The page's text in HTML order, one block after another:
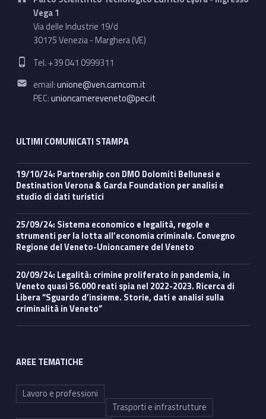
Vega 1
Via delle Industrie 19/d
30175 Venezia - Marghera (VE)
Phone number:
Tel. +39 041 0999311
Email address:
email:unione@ven.camcom.it
PEC:unioncamereveneto@pec.it
ULTIMI COMUNICATI STAMPA
19/10/24: Partnership con DMO Dolomiti Bellunesi e
Destination Verona & Garda Foundation per analisi e
studio di dati turistici
25/09/24: Sistema economico e legalità, regole e
strumenti per la lotta all’economia criminale. Convegno
Regione del Veneto-Unioncamere del Veneto
20/09/24: Legalità: crimine proliferato in pandemia, in
Veneto quasi 56.000 reati spia nel 2022-2023. Ricerca di
Libera “Sguardo d’insieme. Storie, dati e analisi sulla
criminalità in Veneto”
AREE TEMATICHE
Lavoro e professioni
Trasporti e infrastrutture